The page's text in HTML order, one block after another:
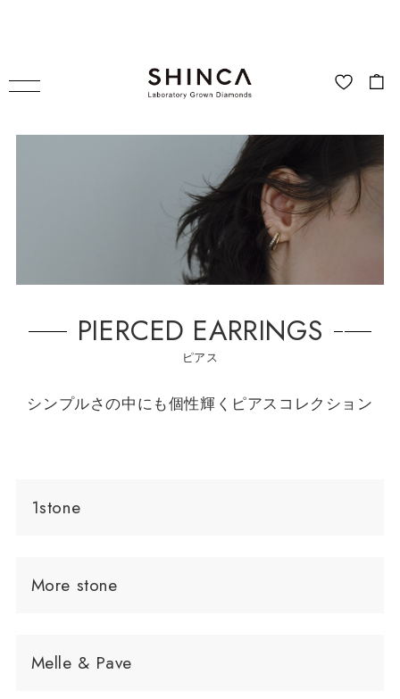
PIERCED EARRINGS
ピアス
シンプルさの中にも個性輝くピアスコレクション
1stone
More stone
Melle & Pave